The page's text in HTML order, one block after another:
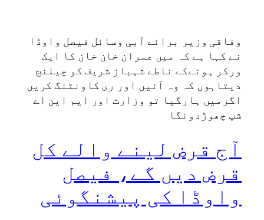
وفاقی وزیر برائے آبی وسائل فیصل واوڈا
نے کہا ہے کہ میں عمران خان خان کا ایک
ورکر ہونےکے ناطے شہباز شریف کو چیلنج
دیتاہوں کہ وہ آئیں اور ری کاونٹنگ کریں
اگرمیں ہارگیا تو وزارت اور ایم این اے
شپ چھوڑدونگا
آج قرض لینے والے کل
قرض دیں گے، فیصل
واوڈا کی پیشنگوئی